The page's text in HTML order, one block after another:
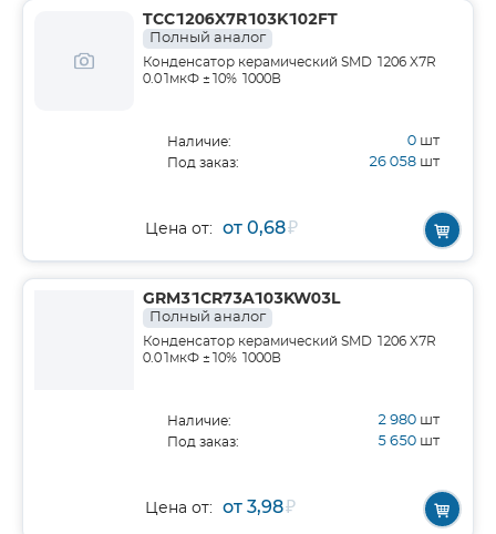
TCC1206X7R103K102FT
Полный аналог
Конденсатор керамический SMD 1206 X7R
0.01мкФ ±10% 1000В
Наличие: 0 шт
Под заказ: 26 058 шт
Цена от: от 0,68₽
GRM31CR73A103KW03L
Полный аналог
Конденсатор керамический SMD 1206 X7R
0.01мкФ ±10% 1000В
Наличие: 2 980 шт
Под заказ: 5 650 шт
Цена от: от 3,98₽